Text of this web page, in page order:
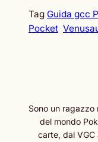
Tag Guida gcc
Pocket
Sono un
del mondo
carte, dal VGC